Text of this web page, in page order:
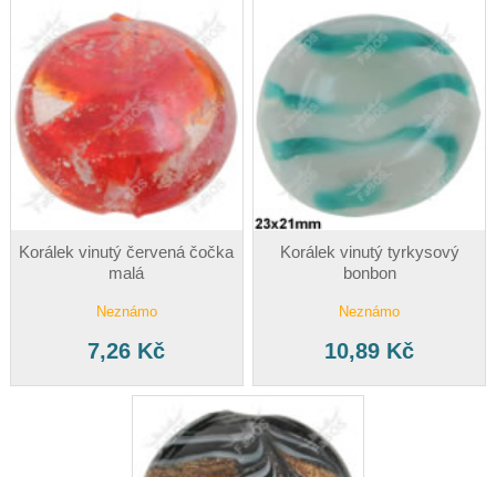
Korálek vinutý červená čočka
malá
Neznámo
7,26 Kč
Korálek vinutý tyrkysový
bonbon
Neznámo
10,89 Kč